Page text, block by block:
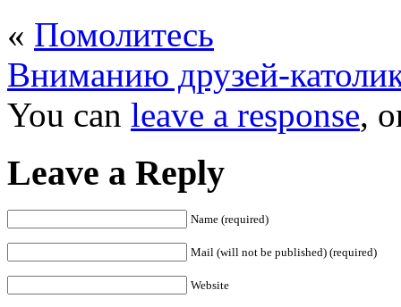
« Помолитесь
Вниманию друзей-
You can leave a response,
Leave a Reply
Name (required)
Mail (will not be published) (required)
Website